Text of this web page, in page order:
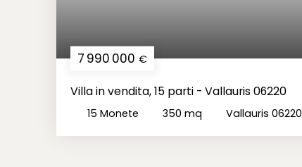
7 990 000 €
Villa in vendita, 15 parti - Vallauris 06220
15 Monete 350 mq Vallauris 06220